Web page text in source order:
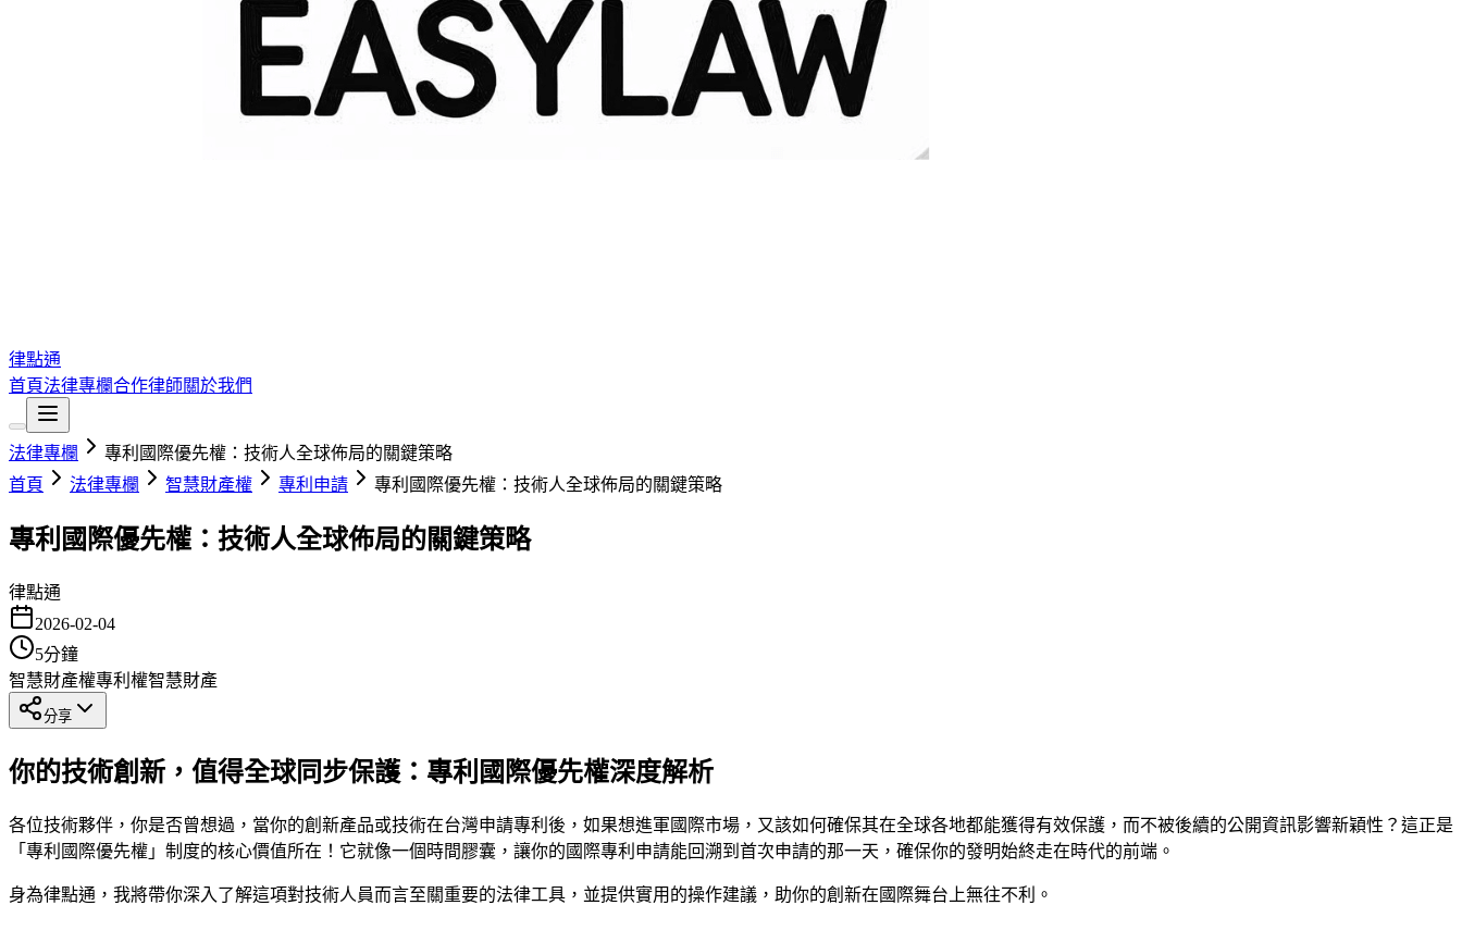
律點通
首頁法律專欄合作律師關於我們
法律專欄
專利國際優先權：技術人全球佈局的關鍵策略
首頁
法律專欄 智慧財產權 專利申請 專利國際優先權：技術人全球佈局的關鍵策略
專利國際優先權：技術人全球佈局的關鍵策略
律點通
2026-02-04
5分鐘
智慧財產權專利權智慧財產
分享
你的技術創新，值得全球同步保護：專利國際優先權深度解析
各位技術夥伴，你是否曾想過，當你的創新產品或技術在台灣申請專利後，如果想進軍國際市場，又該如何確保其在全球各地都能獲得有效保護，而不被後續的公開資訊影響新穎性？這正是
「專利國際優先權」制度的核心價值所在！它就像一個時間膠囊，讓你的國際專利申請能回溯到首次申請的那一天，確保你的發明始終走在時代的前端。
身為律點通，我將帶你深入了解這項對技術人員而言至關重要的法律工具，並提供實用的操作建議，助你的創新在國際舞台上無往不利。